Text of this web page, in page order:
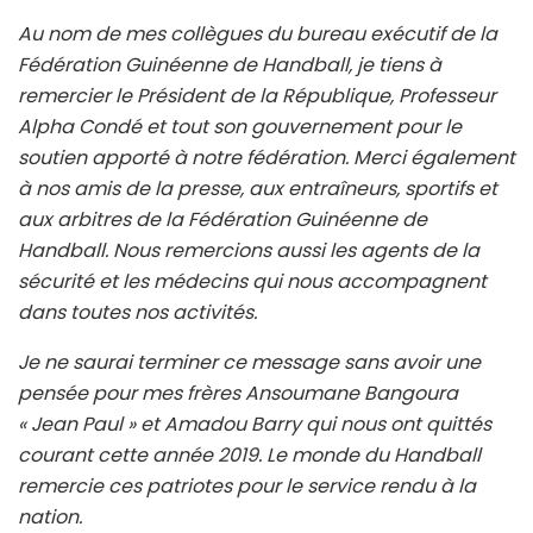
Au nom de mes collègues du bureau exécutif de la
Fédération Guinéenne de Handball, je tiens à
remercier le Président de la République, Professeur
Alpha Condé et tout son gouvernement pour le
soutien apporté à notre fédération. Merci également
à nos amis de la presse, aux entraîneurs, sportifs et
aux arbitres de la Fédération Guinéenne de
Handball. Nous remercions aussi les agents de la
sécurité et les médecins qui nous accompagnent
dans toutes nos activités.
Je ne saurai terminer ce message sans avoir une
pensée pour mes frères Ansoumane Bangoura
« Jean Paul » et Amadou Barry qui nous ont quittés
courant cette année 2019. Le monde du Handball
remercie ces patriotes pour le service rendu à la
nation.